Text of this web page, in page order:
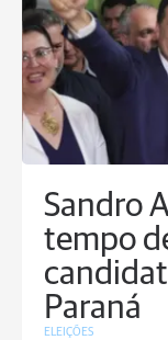
Sandro
tempo
Paraná
ELEIÇÕES